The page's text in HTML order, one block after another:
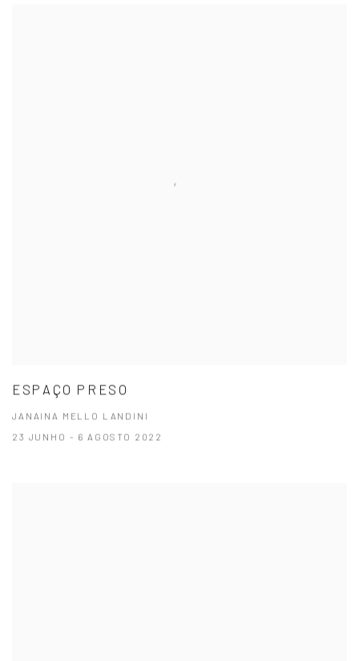
ESPAÇO PRESO
JANAINA MELLO LANDINI
23 JUNHO - 6 AGOSTO 2022